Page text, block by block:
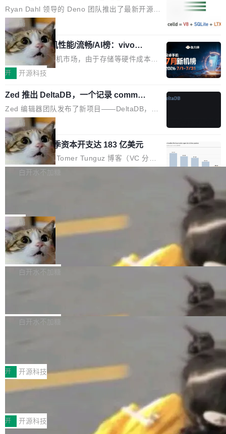
布式 Durable Objects
Ryan Dahl 领导的 Deno 团队推出了最新开源项
目 Celld，一个能在自己机器上运行 Cloudflare
Workers 和 Durable Objects 的守护进程。 设
计思路很直接：每个对象是一个独立的 SQLite
数据库，按名称寻址，复制到你自己的 S3 兼容
存储库里。节点之间只通过这个存储库协调——
个小型数据库，应用天然按分片构建，单个数据
库的竞争和爆炸半径问题在设计层面就被消除
了。 闲置的 cell 会休眠到几乎不占资源。当 cel
l 迁移或唤醒时，新宿主从 S3 恢复 SQLite 数据
库继续执行。存储库是持久化的唯一真相...
局
鲁大师7月新机性能/流畅/AI榜：vivo夺
性能、流畅双第一，三星Galaxy Z系列
新折叠缺席
2026年7月的手机市场，由于存储等硬件成本暴
增，手机厂商的日子也不好过啊，新机速度明显
高价的三星折叠（三星Galaxy Z Fold8 Ultra / Z
Fold8 / Z Flip8）外，其余要么是中低端机器，
例如iQOO Z11i、REDMI Note 17、REDMI No
te 17 Pro、OPPO K15，要么是vivo X300 E这
样的次旗舰。 Galaxy Z Fold8 Ultra / Z Fold8 /
Z Flip8三款折叠屏新机均在7月22日发布，且全
部搭载骁龙8 Elite Gen5 for Galaxy，它们本该
开 开源科技
Zed 推出 DeltaDB，一个记录 commit
之间所有操作的版本控制系统
Zed 编辑器团队发布了新项目——DeltaDB，一
个在 git commit 之间记录每一次编辑操作的版
本控制系统。目前处于 Early Access 阶段。 De
ltaDB 的核心思路直接写在 landing page 最显
眼的位置：「Software is made between com
mits」——软件是在 commit 之间写出来的。git
是把这段空隙补上。 回退到任何一次编辑：Delt
aDB 捕获 commit 之间的每一次操作，...
局
SpaceXAI 单季资本开支达 183 亿美元
根据风险投资人Tomer Tunguz 博客（VC 分
析）披露的最新分析与第二季度业绩报告，Spac
微软同期总资本开支的四成。 与亚马逊、Alpha
bet、微软以及 Meta 等传统科技巨头相比，Spa
ceXAI的资金消耗速度尤为引人瞩目。然而，支
撑庞大支出的资金来源却呈现出截然不同的面
貌。数据显示，微软和 Meta 主要依托充沛的经
白开水不加糖
一个在终端里运行的编程 agent；Muse Spark
1.2，驱动这个 agent 的新模型。一句话概括：
你可以用 curl -fsSL https://dev.meta.ai/install.
sh | bash 安装一个能在大项目里自动规划、写
代码、验证结果的 AI 终端工具。 据介绍，Muse
个主 agent 循环，外加一组后台 agent。这些后
局
美团开源 LoHoSearch，用知识图谱校
准 AI 能力认知
机器出题的前提，是让机器拥有全局视野。整个
构建流程可以分为四个环节：建图 → 控制难度
白开水不加糖
库，并将作为transport接入Mooncake TENT。
MPComm将作为一种传输引擎接入Mooncake T
ENT，实现零拷贝传输性能提升30%、非零拷贝
传输性能最高提升5倍。UCL-MPComm底层基
于自研UCL-Engine通信引擎，后续腾讯网平将
持续开源更多基于UCL-Engine的高性能通信组
件。 腾讯网平团队在UCL-MPComm中实现了一
白开水不加糖
型案例入选名单》，深信服“面向企业研发场景的
开源 AI 编程平台 CoStrict 应用”凭借卓越的技术
创新与落地成效成功入选。 全链路私有化部署，
助力企业AI研发安全落地 当前，越来越多企业已
经开始引入 AI Coding 工具，通过调用公有云模
型或企业内部部署模型提升研发效率。但随着 AI
开 开源科技
深信服AI算力网关入选工信部人工智能
前不久，工业和信息化部正式发布《2025年人工
智能应用典型案例名单》，集中展示人工智能在
各领域的应用成果，覆盖技术底座、行业赋能、
开 开源科技